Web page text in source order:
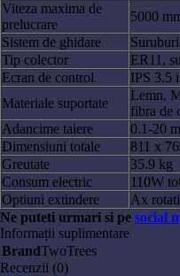
Viteza maxima de
prelucrare
5000
Sistem de ghidare
Tip colector
ER11,
Ecran de control
IPS 3.5
Materiale suportate
Lemn,
fibra de
Adancime taiere
0.1-20
Dimensiuni totale
811 x
Greutate
35.9 kg
Consum electric
110W
Optiuni extindere
Ax
Ne puteti urmari si pe social
Informații suplimentare
BrandTwoTrees
Recenzii (0)